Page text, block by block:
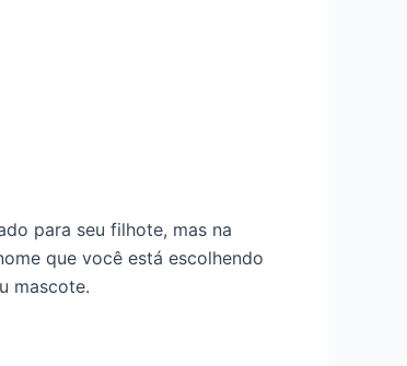
para seu filhote, mas na
que você está escolhendo
mascote.